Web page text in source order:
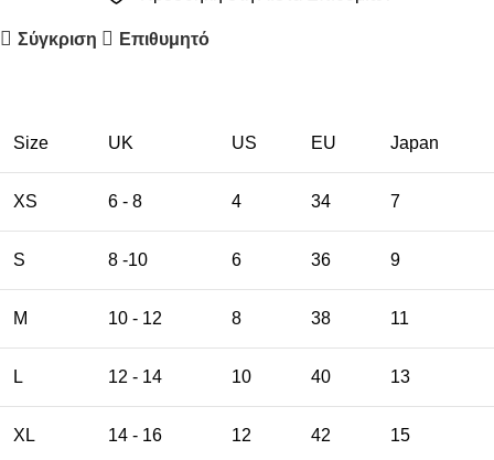
Σύγκριση Επιθυμητό
Size UK US EU Japan
XS 6 - 8 4 34 7
S 8 -10 6 36 9
M 10 - 12 8 38 11
L 12 - 14 10 40 13
XL 14 - 16 12 42 15